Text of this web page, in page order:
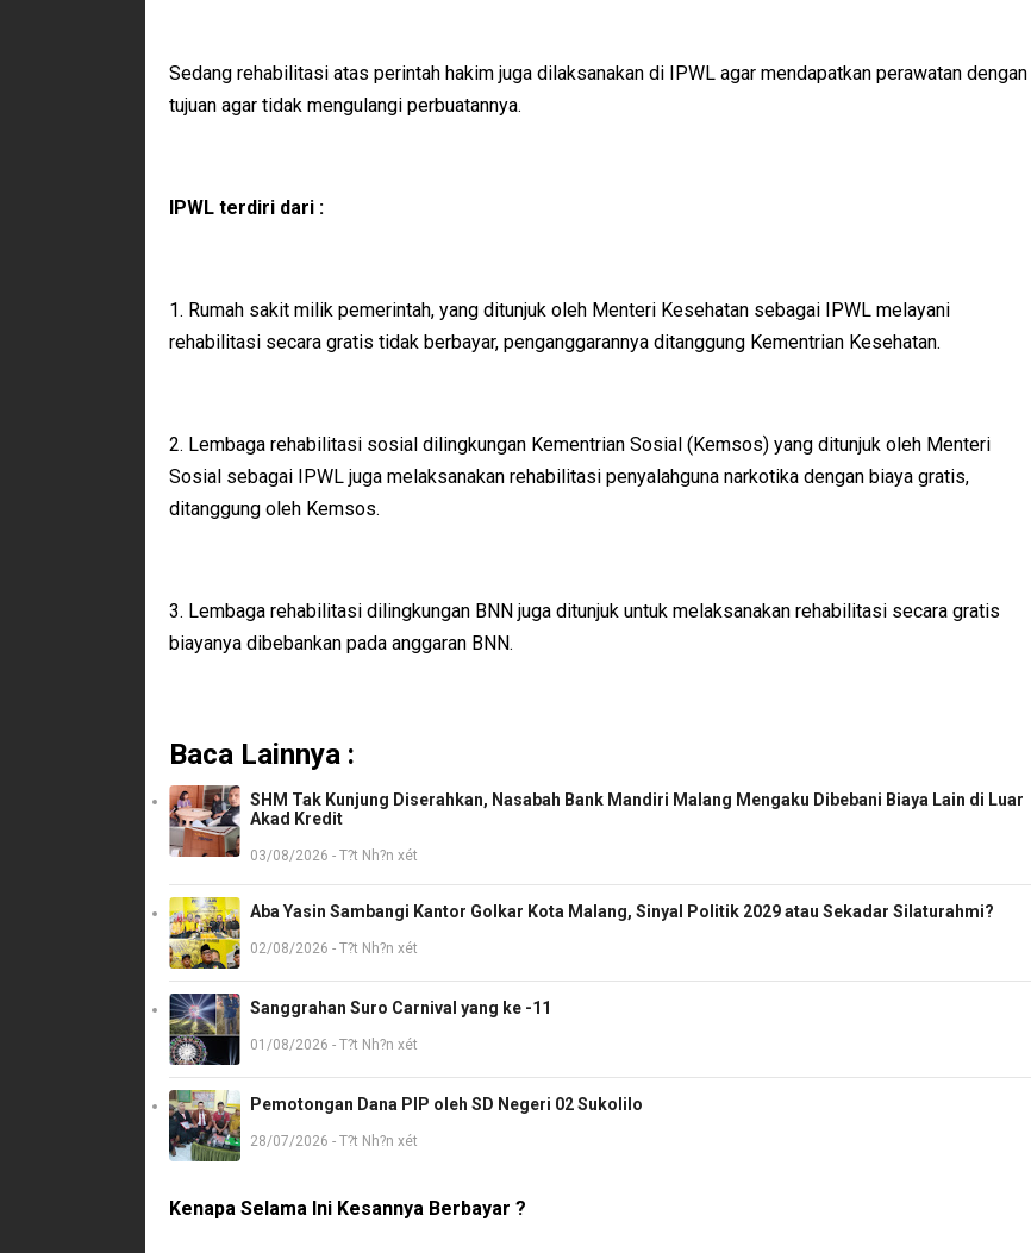
Sedang rehabilitasi atas perintah hakim juga dilaksanakan di IPWL agar mendapatkan perawatan dengan
tujuan agar tidak mengulangi perbuatannya.
IPWL terdiri dari :
1. Rumah sakit milik pemerintah, yang ditunjuk oleh Menteri Kesehatan sebagai IPWL melayani
rehabilitasi secara gratis tidak berbayar, penganggarannya ditanggung Kementrian Kesehatan.
2. Lembaga rehabilitasi sosial dilingkungan Kementrian Sosial (Kemsos) yang ditunjuk oleh Menteri
Sosial sebagai IPWL juga melaksanakan rehabilitasi penyalahguna narkotika dengan biaya gratis,
ditanggung oleh Kemsos.
3. Lembaga rehabilitasi dilingkungan BNN juga ditunjuk untuk melaksanakan rehabilitasi secara gratis
biayanya dibebankan pada anggaran BNN.
Baca Lainnya :
SHM Tak Kunjung Diserahkan, Nasabah Bank Mandiri Malang Mengaku Dibebani Biaya Lain di Luar
Akad Kredit
03/08/2026 - T?t Nh?n xét
Aba Yasin Sambangi Kantor Golkar Kota Malang, Sinyal Politik 2029 atau Sekadar Silaturahmi?
02/08/2026 - T?t Nh?n xét
Sanggrahan Suro Carnival yang ke -11
01/08/2026 - T?t Nh?n xét
Pemotongan Dana PIP oleh SD Negeri 02 Sukolilo
28/07/2026 - T?t Nh?n xét
Kenapa Selama Ini Kesannya Berbayar ?